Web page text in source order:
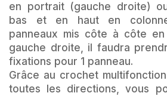
en portrait (gauche droite)
bas et en haut en
panneaux mis côte à côte en
gauche droite, il faudra
fixations pour 1 panneau.
Grâce au crochet
toutes les directions, vous